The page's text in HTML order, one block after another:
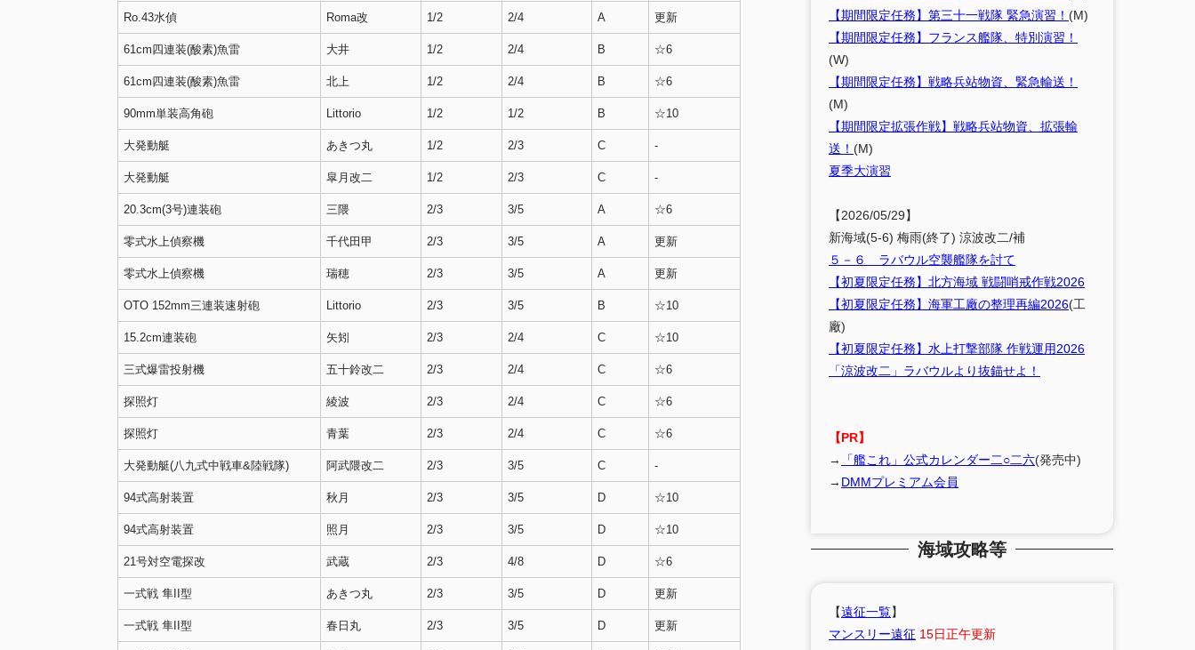
Ro.43水偵 Roma改 1/2 2/4 A 更新
61cm四連装(酸素)魚雷 大井 1/2 2/4 B ☆6
61cm四連装(酸素)魚雷 北上 1/2 2/4 B ☆6
90mm単装高角砲 Littorio 1/2 1/2 B ☆10
大発動艇 あきつ丸 1/2 2/3 C -
大発動艇 皐月改二 1/2 2/3 C -
20.3cm(3号)連装砲 三隈 2/3 3/5 A ☆6
零式水上偵察機 千代田甲 2/3 3/5 A 更新
零式水上偵察機 瑞穂 2/3 3/5 A 更新
OTO 152mm三連装速射砲 Littorio 2/3 3/5 B ☆10
15.2cm連装砲 矢矧 2/3 2/4 C ☆10
三式爆雷投射機 五十鈴改二 2/3 2/4 C ☆6
探照灯 綾波 2/3 2/4 C ☆6
探照灯 青葉 2/3 2/4 C ☆6
大発動艇(八九式中戦車&陸戦隊) 阿武隈改二 2/3 3/5 C -
94式高射装置 秋月 2/3 3/5 D ☆10
94式高射装置 照月 2/3 3/5 D ☆10
21号対空電探改 武蔵 2/3 4/8 D ☆6
一式戦 隼II型 あきつ丸 2/3 3/5 D 更新
一式戦 隼II型 春日丸 2/3 3/5 D 更新
【期間限定任務】第三十一戦隊 緊急演習！ (M)
【期間限定任務】フランス艦隊、特別演習！
(W)
【期間限定任務】戦略兵站物資、緊急輸送！
(M)
【期間限定拡張作戦】戦略兵站物資、拡張輸
送！ (M)
夏季大演習
【2026/05/29】
新海域(5-6) 梅雨(終了) 涼波改二/補
５－６ ラバウル空襲艦隊を討て
【初夏限定任務】北方海域 戦闘哨戒作戦2026
【初夏限定任務】海軍工廠の整理再編2026(工
廠)
【初夏限定任務】水上打撃部隊 作戦運用2026
「涼波改二」ラバウルより抜錨せよ！
【PR】
→
「艦これ」公式カレンダー二○二六(発売中)
→ DMMプレミアム会員
海域攻略等
【遠征一覧】
マンスリー遠征 15日正午更新